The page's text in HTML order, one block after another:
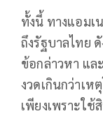
ทั้งนี้ ทางแอมเ
ถึงรัฐบาลไทย
ข้อกล่าวหา แล
งวดเกินกว่าเ
เพียงเพราะใช้